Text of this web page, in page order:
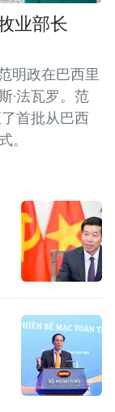
业部长
明政在巴西里
·法瓦罗。范
首批从巴西
。